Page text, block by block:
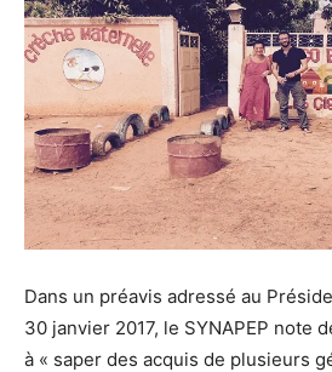
Dans un préavis adressé au
30 janvier 2017, le SYNAPEP note
à « saper des acquis de plusieurs